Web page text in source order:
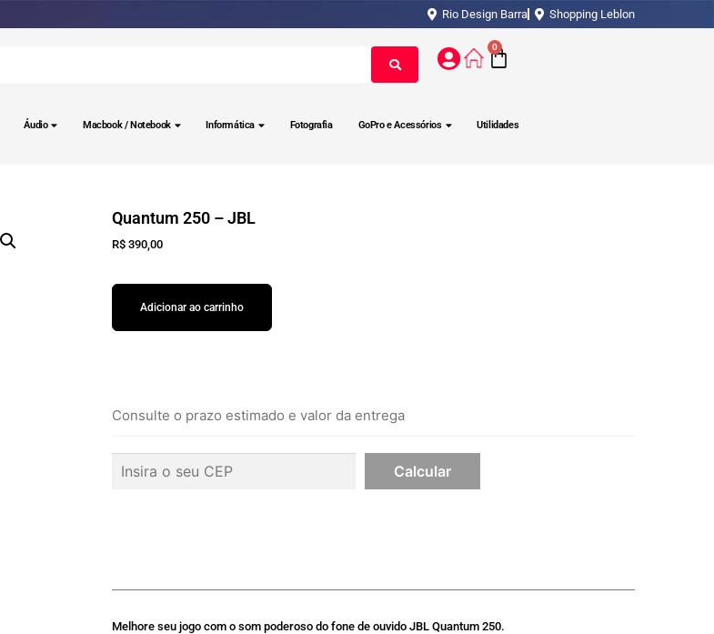
Rio Design Barra Shopping Leblon
0
Áudio Macbook / Notebook Informática Fotografia GoPro e Acessórios Utilidades
Quantum 250 – JBL
R$ 390,00
Adicionar ao carrinho
Consulte o prazo estimado e valor da entrega
Melhore seu jogo com o som poderoso do fone de ouvido JBL Quantum 250.